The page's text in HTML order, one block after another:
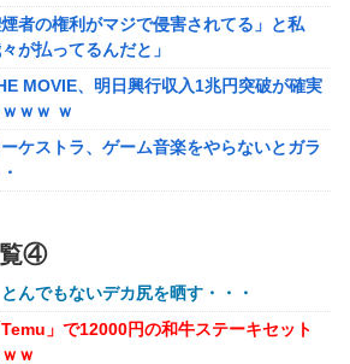
の背景削除？ガンプラの箱追加しといて
ロゼ、映画をきっかけに「ちいかわ」に
ナルファンタジー16」発売日が6/22に決
思ったより発売早い…もう半年後か！
ム4 新品が2999円に…
女」【ミリマス】
者の権利がマジで侵害されてる」と私
が払ってるんだと」
MOVIE、明日興行収入1兆円突破が確実
ｗｗ ｗ
ケストラ、ゲーム音楽をやらないとガラ
シリーズ「アンジェリーナ」「テキー
ア【予約開始】
スマ上海「大鳳：プライベート・クォー
【原型公開】
覧④
んでもないデカ尻を晒す・・・
Temu」で12000円の和牛ステーキセット
ｗ